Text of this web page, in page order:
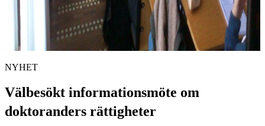
NYHET
Välbesökt informationsmöte om
doktoranders rättigheter